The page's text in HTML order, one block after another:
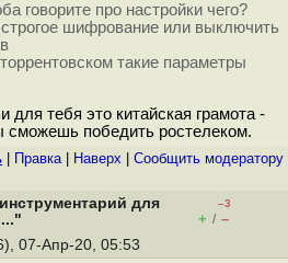
говорите про настройки чего?
шифрование или выключить
такие параметры
для тебя это китайская грамота -
сможешь победить ростелеком.
Правка| Наверх Cообщить модератору
для
–3
+ / –
07-Апр-20, 05:53